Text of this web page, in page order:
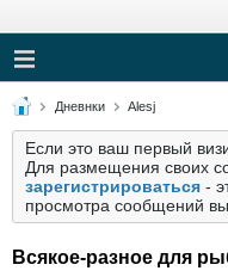
Дневнки Alesj
Если это ваш первый
Для размещения своих
зарегистрироваться -
просмотра сообщений
Всякое-разное для